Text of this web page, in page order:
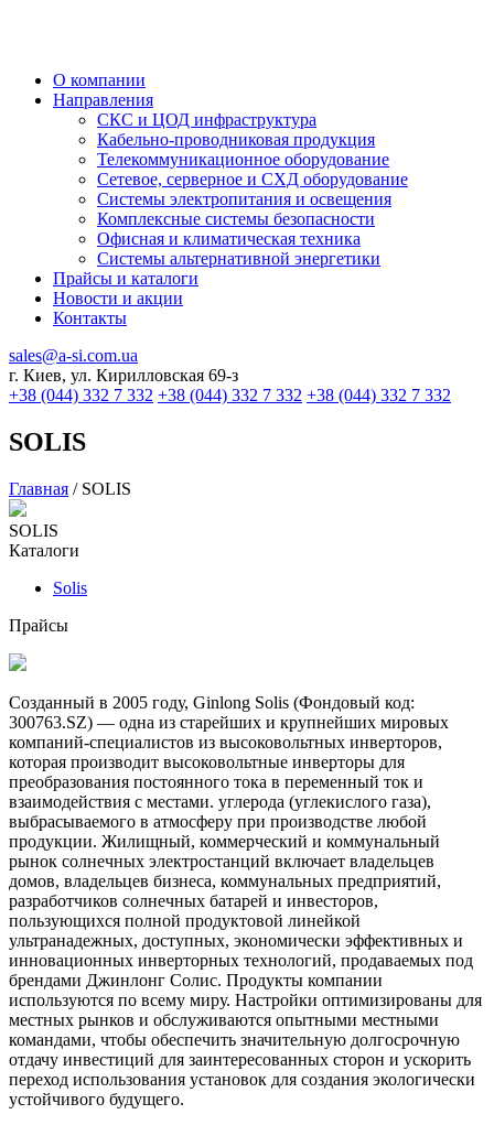
О компании
Направления
СКС и ЦОД инфраструктура
Кабельно-проводниковая продукция
Телекоммуникационное оборудование
Сетевое, серверное и СХД оборудование
Системы электропитания и освещения
Комплексные системы безопасности
Офисная и климатическая техника
Системы альтернативной энергетики
Прайсы и каталоги
Новости и акции
Контакты
sales@a-si.com.ua
г. Киев, ул. Кирилловская 69-з
+38 (044) 332 7 332 +38 (044) 332 7 332 +38 (044) 332 7 332
SOLIS
Главная / SOLIS
SOLIS
Каталоги
Solis
Прайсы
Созданный в 2005 году, Ginlong Solis (Фондовый код:
300763.SZ) — одна из старейших и крупнейших мировых
компаний-специалистов из высоковольтных инверторов,
которая производит высоковольтные инверторы для
преобразования постоянного тока в переменный ток и
взаимодействия с местами. углерода (углекислого газа),
выбрасываемого в атмосферу при производстве любой
продукции. Жилищный, коммерческий и коммунальный
рынок солнечных электростанций включает владельцев
домов, владельцев бизнеса, коммунальных предприятий,
разработчиков солнечных батарей и инвесторов,
пользующихся полной продуктовой линейкой
ультранадежных, доступных, экономически эффективных и
инновационных инверторных технологий, продаваемых под
брендами Джинлонг Солис. Продукты компании
используются по всему миру. Настройки оптимизированы для
местных рынков и обслуживаются опытными местными
командами, чтобы обеспечить значительную долгосрочную
отдачу инвестиций для заинтересованных сторон и ускорить
переход использования установок для создания экологически
устойчивого будущего.